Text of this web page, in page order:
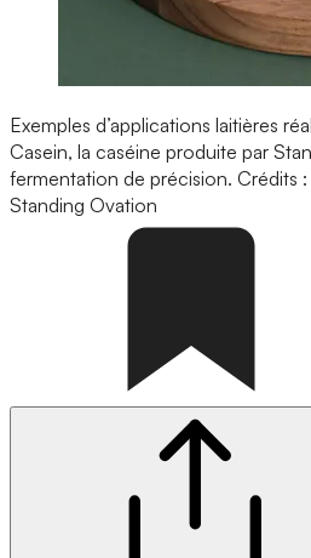
Exemples d’applications laitières
Casein, la caséine produite par
fermentation de précision. Crédits
Standing Ovation